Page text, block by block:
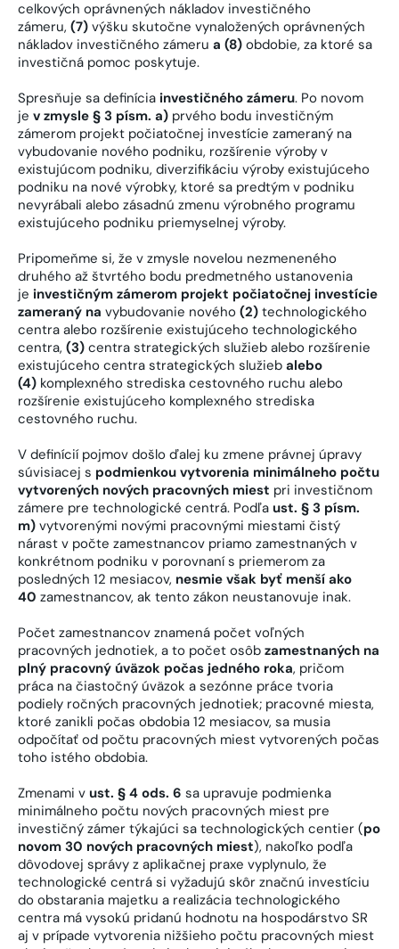
celkových oprávnených nákladov investičného
zámeru, (7) výšku skutočne vynaložených oprávnených
nákladov investičného zámeru a (8) obdobie, za ktoré sa
investičná pomoc poskytuje.
Spresňuje sa definícia investičného zámeru. Po novom
je v zmysle § 3 písm. a) prvého bodu investičným
zámerom projekt počiatočnej investície zameraný na
vybudovanie nového podniku, rozšírenie výroby v
existujúcom podniku, diverzifikáciu výroby existujúceho
podniku na nové výrobky, ktoré sa predtým v podniku
nevyrábali alebo zásadnú zmenu výrobného programu
existujúceho podniku priemyselnej výroby.
Pripomeňme si, že v zmysle novelou nezmeneného
druhého až štvrtého bodu predmetného ustanovenia
je investičným zámerom projekt počiatočnej investície
zameraný na vybudovanie nového (2) technologického
centra alebo rozšírenie existujúceho technologického
centra, (3) centra strategických služieb alebo rozšírenie
existujúceho centra strategických služieb alebo
(4) komplexného strediska cestovného ruchu alebo
rozšírenie existujúceho komplexného strediska
cestovného ruchu.
V definícií pojmov došlo ďalej ku zmene právnej úpravy
súvisiacej s podmienkou vytvorenia minimálneho počtu
vytvorených nových pracovných miest pri investičnom
zámere pre technologické centrá. Podľa ust. § 3 písm.
m) vytvorenými novými pracovnými miestami čistý
nárast v počte zamestnancov priamo zamestnaných v
konkrétnom podniku v porovnaní s priemerom za
posledných 12 mesiacov, nesmie však byť menší ako
40 zamestnancov, ak tento zákon neustanovuje inak.
Počet zamestnancov znamená počet voľných
pracovných jednotiek, a to počet osôb zamestnaných na
plný pracovný úväzok počas jedného roka, pričom
práca na čiastočný úväzok a sezónne práce tvoria
podiely ročných pracovných jednotiek; pracovné miesta,
ktoré zanikli počas obdobia 12 mesiacov, sa musia
odpočítať od počtu pracovných miest vytvorených počas
toho istého obdobia.
Zmenami v ust. § 4 ods. 6 sa upravuje podmienka
minimálneho počtu nových pracovných miest pre
investičný zámer týkajúci sa technologických centier (po
novom 30 nových pracovných miest), nakoľko podľa
dôvodovej správy z aplikačnej praxe vyplynulo, že
technologické centrá si vyžadujú skôr značnú investíciu
do obstarania majetku a realizácia technologického
centra má vysokú pridanú hodnotu na hospodárstvo SR
aj v prípade vytvorenia nižšieho počtu pracovných miest